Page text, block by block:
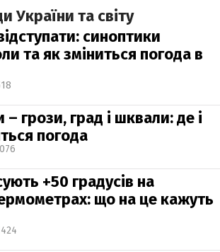
України та світу
синоптики
та як зміниться погода в
– грози, град і шквали: де і
погода
+50 градусів на
що на це кажуть